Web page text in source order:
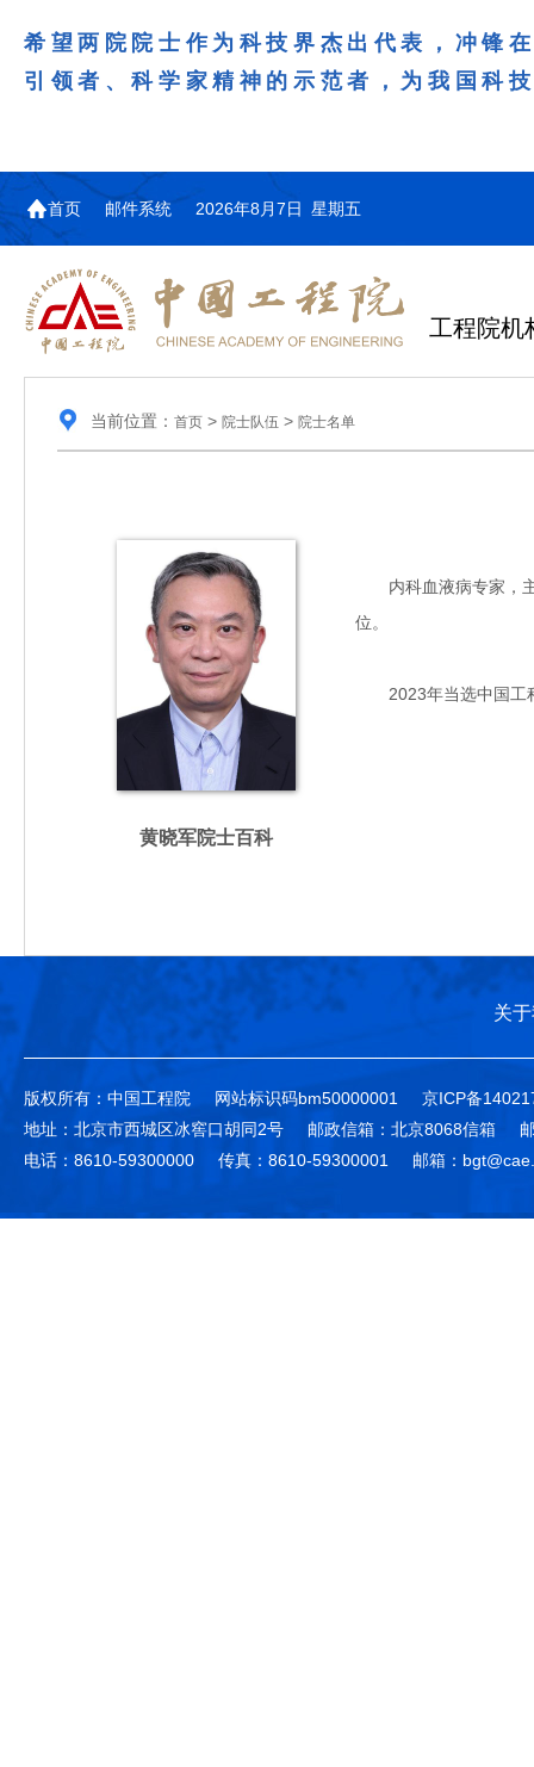
希望两院院士作为科技界杰出代表，冲锋
引领者、科学家精神的示范者，为我国科
首页 邮件系统 2026年8月7日 星期五
工程院机
当前位置： 首页> 院士队伍 > 院士名单
黄晓军院士百科
内科血液病专家，主
位。
2023年当选中国工
关
版权所有：中国工程院 网站标识码bm50000001
京ICP备
地址：北京市西城区冰窖口胡同2号
邮政信箱：北京8068信箱
电话：8610-59300000
传真：8610-59300001 邮箱：